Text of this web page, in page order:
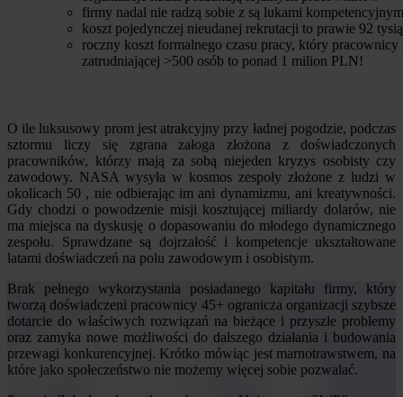
firmy nadal nie radzą sobie z są lukami
koszt pojedynczej nieudanej rekrutacji to prawie 92
roczny koszt formalnego czasu pracy, który
zatrudniającej >500 osób to ponad 1 milion PLN!
O ile luksusowy prom jest atrakcyjny przy ładnej pogodzie, podczas
sztormu liczy się zgrana załoga złożona z doświadczonych
pracowników, którzy mają za sobą niejeden kryzys osobisty czy
zawodowy. NASA wysyła w kosmos zespoły złożone z ludzi w
okolicach 50 , nie odbierając im ani dynamizmu, ani kreatywności.
Gdy chodzi o powodzenie misji kosztującej miliardy dolarów, nie
ma miejsca na dyskusję o dopasowaniu do młodego dynamicznego
zespołu. Sprawdzane są dojrzałość i kompetencje ukształtowane
latami doświadczeń na polu zawodowym i osobistym.
Brak pełnego wykorzystania posiadanego kapitału firmy, który
tworzą doświadczeni pracownicy 45+ ogranicza organizacji szybsze
dotarcie do właściwych rozwiązań na bieżące i przyszłe problemy
oraz zamyka nowe możliwości do dalszego działania i budowania
przewagi konkurencyjnej. Krótko mówiąc jest marnotrawstwem, na
które jako społeczeństwo nie możemy więcej sobie pozwalać.